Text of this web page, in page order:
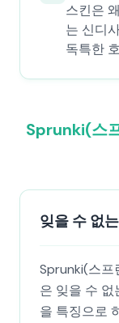
스킨은
는 신디
독특한
Sprunki(스
잊을 수 없
Sprunki(스프
은 잊을 수
을 특징으로